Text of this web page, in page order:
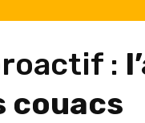
:
couacs